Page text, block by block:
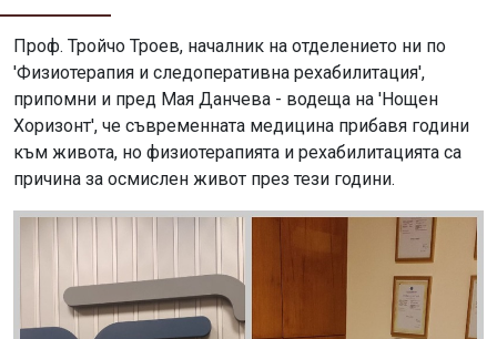
Проф. Тройчо Троев, началник на отделението ни по
'Физиотерапия и следоперативна рехабилитация',
припомни и пред Мая Данчева - водеща на 'Нощен
Хоризонт', че съвременната медицина прибавя години
към живота, но физиотерапията и рехабилитацията са
причина за осмислен живот през тези години.